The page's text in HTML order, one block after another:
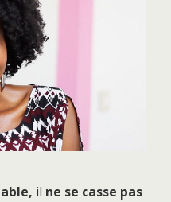
il ne se casse pas